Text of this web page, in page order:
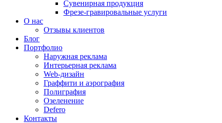
Сувенирная продукция
Фрезе-гравировальные услуги
О нас
Отзывы клиентов
Блог
Портфолио
Наружная реклама
Интерьерная реклама
Web-дизайн
Граффити и аэрография
Полиграфия
Озеленение
Defero
Контакты